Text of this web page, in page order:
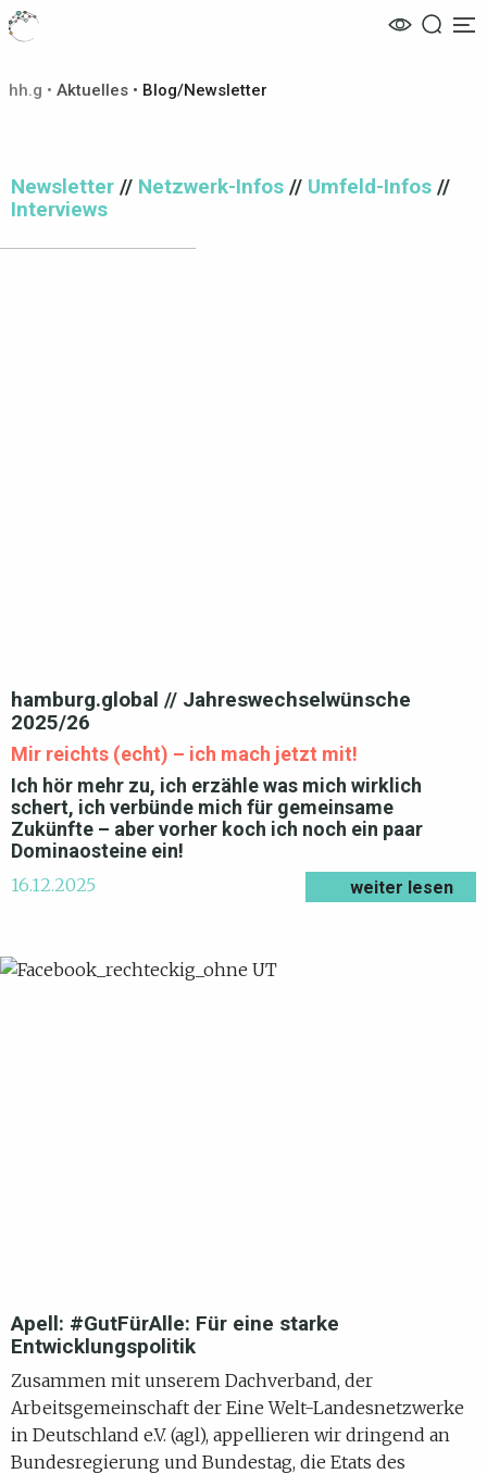
hh.g • Aktuelles • Blog/Newsletter
Newsletter // Netzwerk-Infos // Umfeld-Infos //
Interviews
hamburg.global // Jahreswechselwünsche
2025/26
Mir reichts (echt) – ich mach jetzt mit!
Ich hör mehr zu, ich erzähle was mich wirklich
schert, ich verbünde mich für gemeinsame
Zukünfte – aber vorher koch ich noch ein paar
Dominaosteine ein!
16.12.2025 weiter lesen
Apell: #GutFürAlle: Für eine starke
Entwicklungspolitik
Zusammen mit unserem Dachverband, der
Arbeitsgemeinschaft der Eine Welt-Landesnetzwerke
in Deutschland e.V. (agl), appellieren wir dringend an
Bundesregierung und Bundestag, die Etats des